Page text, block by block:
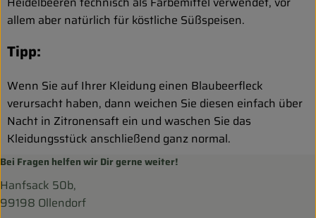
allem aber natürlich für köstliche Süßspeisen.
Tipp:
Wenn Sie auf Ihrer Kleidung einen Blaubeerfleck
verursacht haben, dann weichen Sie diesen einfach über
Nacht in Zitronensaft ein und waschen Sie das
Kleidungsstück anschließend ganz normal.
Bei Fragen helfen wir Dir gerne weiter!
Hanfsack 50b,
99198 Ollendorf